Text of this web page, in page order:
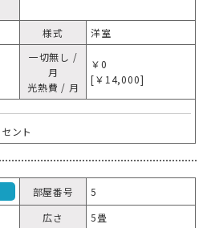
様式 洋室
一切無し /
月
光熱費 / 月
￥0
[￥14,000]
ント
部屋番号
5
広さ
5畳